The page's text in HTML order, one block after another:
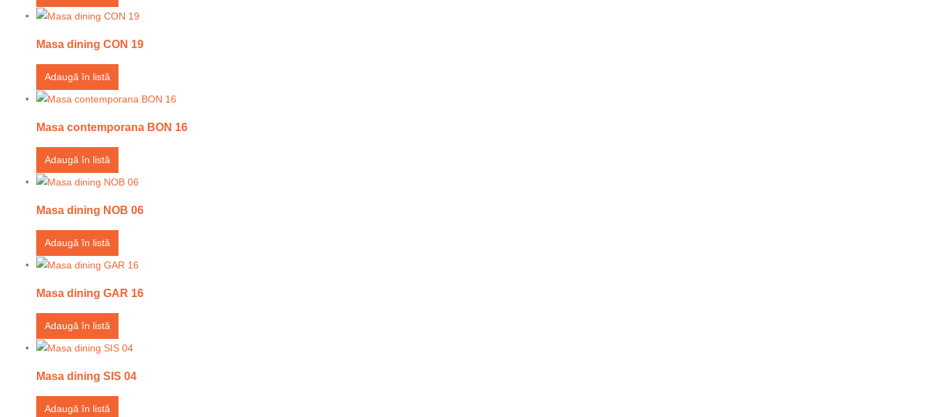
Masa dining CON 19
Adaugă în listă
Masa contemporana BON 16
Adaugă în listă
Masa dining NOB 06
Adaugă în listă
Masa dining GAR 16
Adaugă în listă
Masa dining SIS 04
Adaugă în listă